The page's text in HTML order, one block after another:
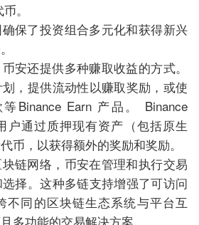
。
保了投资组合多元化和获得新兴
安还提供多种赚取收益的方式。
，提供流动性以赚取奖励，或使
Binance Earn 产品。 Binance
户通过质押现有资产（包括原生
币，以获得额外的奖励和奖励。
链网络，币安在管理和执行交易
择。这种多链支持增强了可访问
不同的区块链生态系统与平台互
多功能的交易解决方案。